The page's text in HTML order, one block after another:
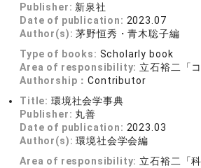
Publisher: 新泉社
Date of publication: 2023.07
Author(s):茅野恒秀・青木聡子編
Type of books: Scholarly book
Area of responsibility: 立石裕二「
Authorship：Contributor
Title: 環境社会学事典
Publisher: 丸善
Date of publication: 2023.03
Author(s):環境社会学会編
Area of responsibility: 立石裕二「